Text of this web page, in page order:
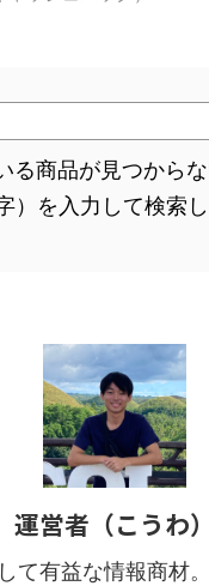
る商品が見つから
）を入力して検索
運営者（こうわ）
て有益な情報商材